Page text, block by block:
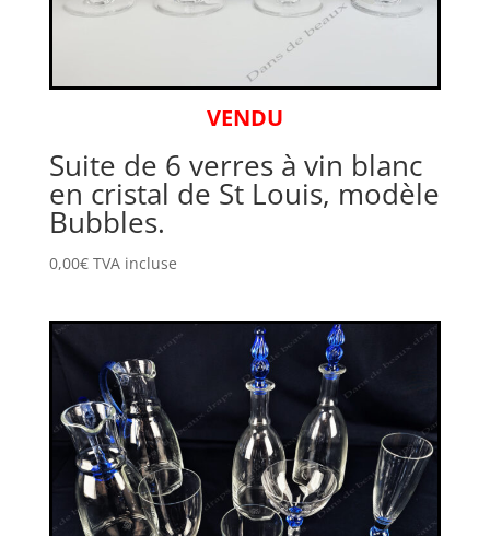
VENDU
Suite de 6 verres à vin blanc
en cristal de St Louis, modèle
Bubbles.
0,00€ TVA incluse